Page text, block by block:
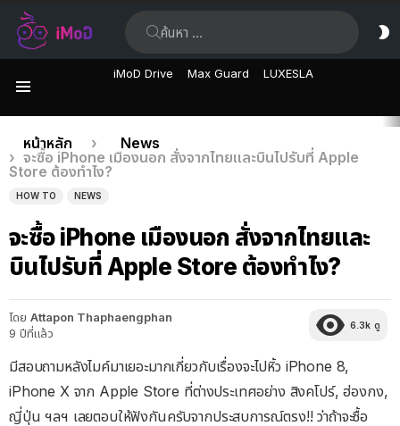
iMoD Drive Max Guard LUXESLA
เรื่อง
ล่าสุด
คุณอยู่ที่นี่:
หน้าหลัก
News
จะซื้อ iPhone เมืองนอก สั่งจากไทยและบินไปรับที่ Apple
Store ต้องทำไง?
HOW TO NEWS
จะซื้อ iPhone เมืองนอก สั่งจากไทยและ
บินไปรับที่ Apple Store ต้องทำไง?
โดย Attapon Thaphaengphan
9 ปีที่แล้ว
6.3k ดู
มีสอบถามหลังไมค์มาเยอะมากเกี่ยวกับเรื่องจะไปหิ้ว iPhone 8,
iPhone X จาก Apple Store ที่ต่างประเทศอย่าง สิงคโปร์, ฮ่องกง,
ญี่ปุ่น ฯลฯ เลยตอบให้ฟังกันครับจากประสบการณ์ตรง!! ว่าถ้าจะซื้อ